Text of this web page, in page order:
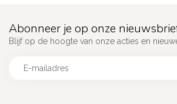
Abonneer je op onze
Blijf op de hoogte van onze acties en